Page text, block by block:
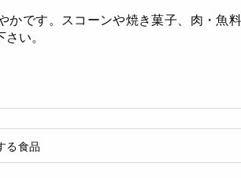
です。スコーンや焼き菓子、肉・魚
い。
る食品